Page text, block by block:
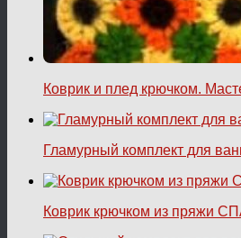
Коврик и плед крючком.
Гламурный комплект для
Коврик крючком из пряжи